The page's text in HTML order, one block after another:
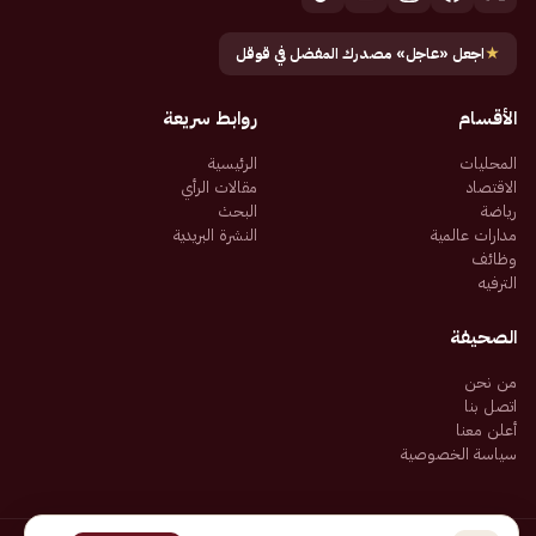
★اجعل «عاجل» مصدرك المفضل في قوقل
الأقسام
المحليات
الاقتصاد
رياضة
مدارات عالمية
وظائف
الترفيه
روابط سريعة
الرئيسية
مقالات الرأي
البحث
النشرة البريدية
الصحيفة
من نحن
اتصل بنا
أعلن معنا
سياسة الخصوصية